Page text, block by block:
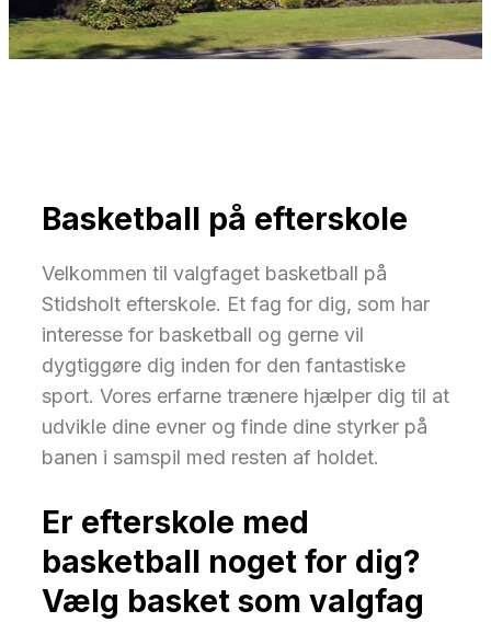
Basketball på efterskole
Velkommen til valgfaget basketball på
Stidsholt efterskole. Et fag for dig, som har
interesse for basketball og gerne vil
dygtiggøre dig inden for den fantastiske
sport. Vores erfarne trænere hjælper dig til at
udvikle dine evner og finde dine styrker på
banen i samspil med resten af holdet.
Er efterskole med
basketball noget for dig?
Vælg basket som valgfag